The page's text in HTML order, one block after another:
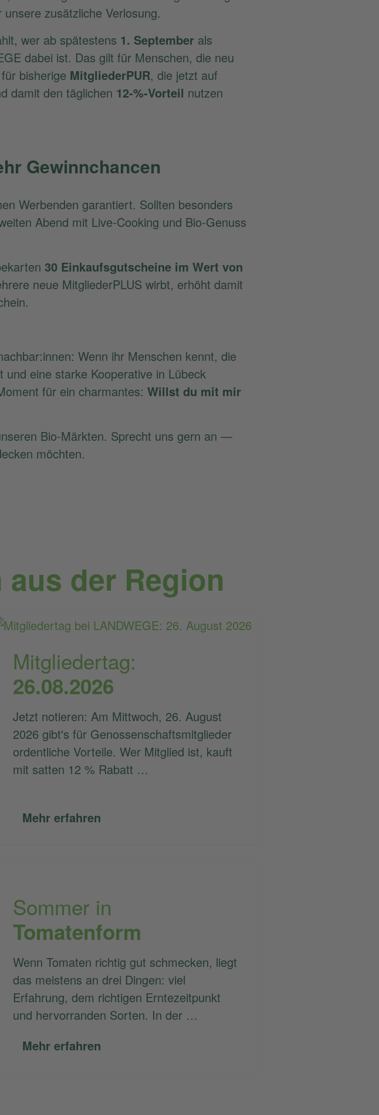
zusätzliche Verlosung.
wer ab spätestens 1. Septemberals
dabei ist. Das gilt für Menschen, die neu
bisherige MitgliederPUR, die jetzt auf
damit den täglichen 12-%-Vorteil nutzen
Gewinnchancen
Werbenden garantiert. Sollten besonders
Abend mit Live-Cooking und Bio-Genuss
30 Einkaufsgutscheine im Wert von
neue MitgliederPLUS wirbt, erhöht damit
Wenn ihr Menschen kennt, die
eine starke Kooperative in Lübeck
für ein charmantes: Willst du mit mir
Bio-Märkten. Sprecht uns gern an —
möchten.
aus der Region
Mitgliedertag:
26.08.2026
Jetzt notieren: Am Mittwoch, 26. August
2026 gibt's für Genossenschaftsmitglieder
ordentliche Vorteile. Wer Mitglied ist, kauft
mit satten 12 % Rabatt …
Mehr erfahren
Sommer in
Tomatenform
Wenn Tomaten richtig gut schmecken, liegt
das meistens an drei Dingen: viel
Erfahrung, dem richtigen Erntezeitpunkt
und hervorranden Sorten. In der …
Mehr erfahren